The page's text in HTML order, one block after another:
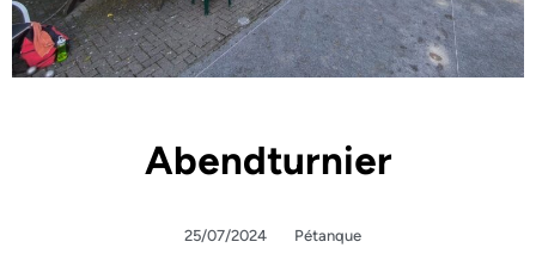
Abendturnier
25/07/2024 Pétanque